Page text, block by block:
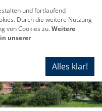
und fortlaufend
Durch die weitere Nutzung
von Cookies zu.Weitere
unserer
Alles klar!